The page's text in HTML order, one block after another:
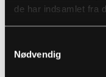
de har indsamlet fra
Nødvendig